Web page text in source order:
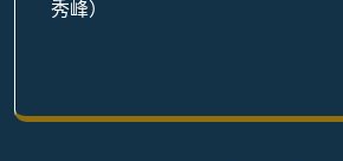
秀峰）